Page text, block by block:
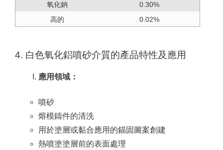
氧化鈉
0.30%
高的
0.02%
4. 白色氧化鋁噴砂介質的產品特性及應用
應用領域：
噴砂
熔模鑄件的清洗
用於塗層或黏合應用的錨固圖案創建
熱噴塗塗層前的表面處理